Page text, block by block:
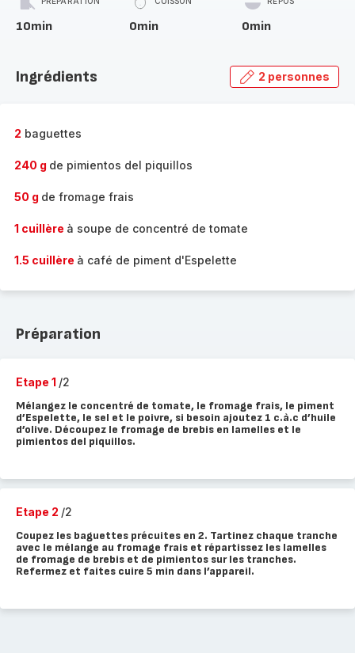
10min 0min 0min
Ingrédients 2 personnes
2 baguettes
240 g de pimientos del piquillos
50 g de fromage frais
1 cuillère à soupe de concentré de tomate
1.5 cuillère à café de piment d'Espelette
Préparation
Etape 1 /2
Mélangez le concentré de tomate, le fromage frais, le piment
d’Espelette, le sel et le poivre, si besoin ajoutez 1 c.à.c d’huile
d’olive. Découpez le fromage de brebis en lamelles et le
pimientos del piquillos.
Etape 2 /2
Coupez les baguettes précuites en 2. Tartinez chaque tranche
avec le mélange au fromage frais et répartissez les lamelles
de fromage de brebis et de pimientos sur les tranches.
Refermez et faites cuire 5 min dans l’appareil.